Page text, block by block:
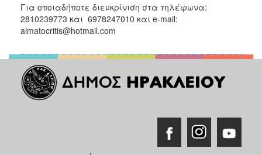
Για οποιαδήποτε διευκρίνιση στα τηλέφωνα:
2810239773 και 6978247010 και e-mail:
aimatocritis@hotmail.com